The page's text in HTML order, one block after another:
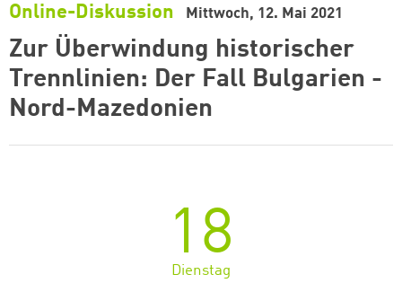
Online-Diskussion Mittwoch, 12. Mai 2021
Zur Überwindung historischer
Trennlinien: Der Fall Bulgarien -
Nord-Mazedonien
18
Dienstag